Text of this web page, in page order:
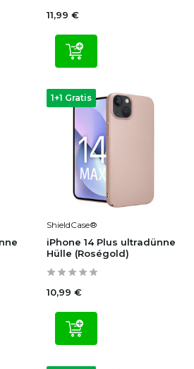
11,99 €
1+1 Gratis
ShieldCase®
iPhone 14 Plus ultradünne
Hülle (Roségold)
10,99 €